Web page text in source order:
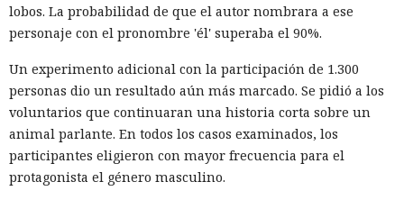
lobos. La probabilidad de que el autor nombrara a ese
personaje con el pronombre 'él' superaba el 90%.
Un experimento adicional con la participación de 1.300
personas dio un resultado aún más marcado. Se pidió a los
voluntarios que continuaran una historia corta sobre un
animal parlante. En todos los casos examinados, los
participantes eligieron con mayor frecuencia para el
protagonista el género masculino.